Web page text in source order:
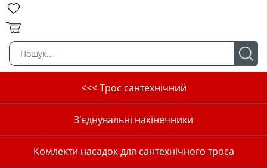
<<< Трос сантехнічний
З'єднувальні накінечники
Комлекти насадок для сантехнічного троса